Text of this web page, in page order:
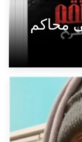
محاكم